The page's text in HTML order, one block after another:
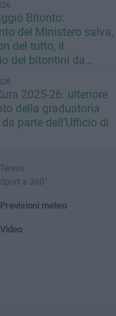
Bitonto:
del Ministero salva,
del tutto, il
dei bitontini da
2025-26: ulteriore
della graduatoria
parte dell’Ufficio di
Tennis
Sport a 360°
Previsioni meteo
Video